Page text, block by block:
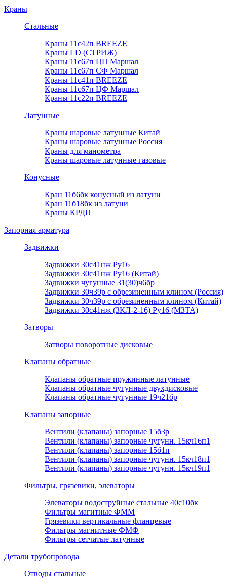
Краны
Стальные
Краны 11с42п BREEZE
Краны LD (СТРИЖ)
Краны 11с67п ЦП Маршал
Краны 11с67п СФ Маршал
Краны 11с41п BREEZE
Краны 11с67п ЦФ Маршал
Краны 11с22п BREEZE
Латунные
Краны шаровые латунные Китай
Краны шаровые латунные Россия
Краны для манометра
Краны шаровые латунные газовые
Конусные
Кран 11б6бк конусный из латуни
Кран 11б18бк из латуни
Краны КРДП
Запорная арматура
Задвижки
Задвижки 30с41нж Ру16
Задвижки 30с41нж Ру16 (Китай)
Задвижки чугунные 31(30)ч6бр
Задвижки 30ч39р с обрезиненным клином (Россия)
Задвижки 30ч39р с обрезиненным клином (Китай)
Задвижки 30с41нж (ЗКЛ-2-16) Ру16 (МЗТА)
Затворы
Затворы поворотные дисковые
Клапаны обратные
Клапаны обратные пружинные латунные
Клапаны обратные чугунные двухдисковые
Клапаны обратные чугунные 19ч21бр
Клапаны запорные
Вентили (клапаны) запорные 15б3р
Вентили (клапаны) запорные чугунн. 15кч16п1
Вентили (клапаны) запорные 15б1п
Вентили (клапаны) запорные чугунн. 15кч18п1
Вентили (клапаны) запорные чугунн. 15кч19п1
Фильтры, грязевики, элеваторы
Элеваторы водоструйные стальные 40с10бк
Фильтры магитные ФММ
Грязевики вертикальные фланцевые
Фильтры магнитные ФМФ
Фильтры сетчатые латунные
Детали трубопровода
Отводы стальные